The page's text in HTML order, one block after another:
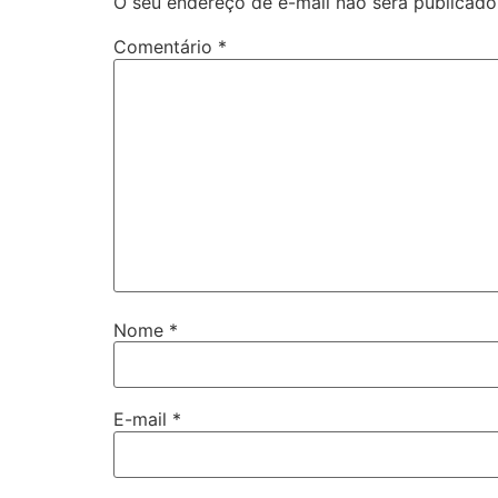
Comentário *
Nome *
E-mail *